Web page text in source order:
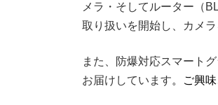
メラ・そしてルーター（
取り扱いを開始し、カメ
また、防爆対応スマート
お届けしています。ご興